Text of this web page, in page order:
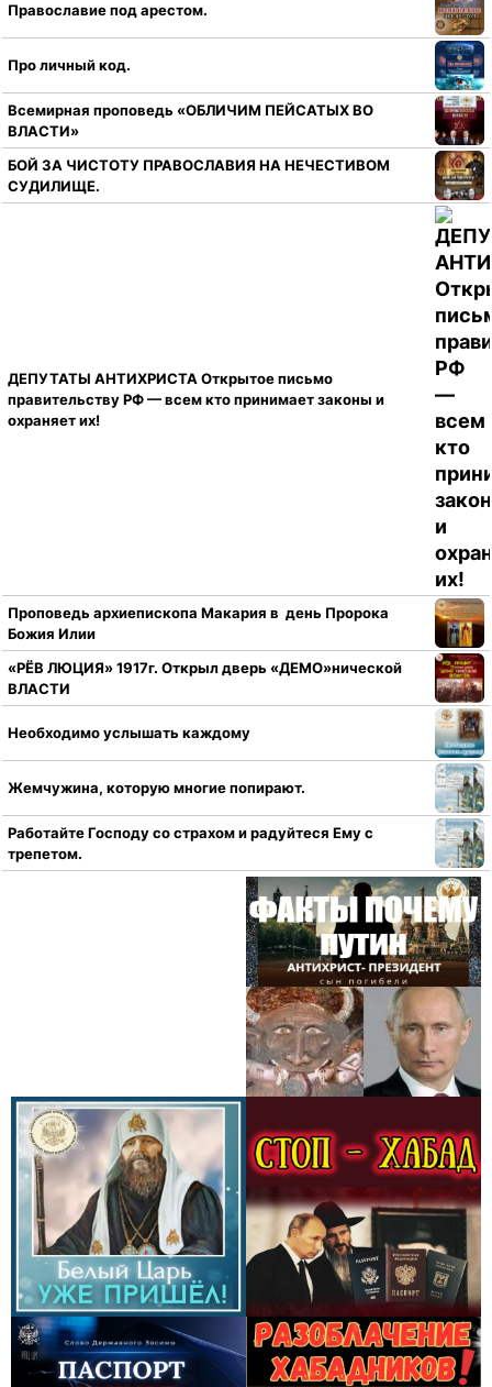
Православие под арестом.
Про личный код.
Всемирная проповедь «ОБЛИЧИМ ПЕЙСАТЫХ ВО
ВЛАСТИ»
БОЙ ЗА ЧИСТОТУ ПРАВОСЛАВИЯ НА НЕЧЕСТИВОМ
СУДИЛИЩЕ.
ДЕПУТАТЫ АНТИХРИСТА Открытое письмо
правительству РФ — всем кто принимает законы и
охраняет их!
Проповедь архиепископа Макария в день Пророка
Божия Илии
«РЁВ ЛЮЦИЯ» 1917г. Открыл дверь «ДЕМО»нической
ВЛАСТИ
Необходимо услышать каждому
Жемчужина, которую многие попирают.
Работайте Господу со страхом и радуйтеся Ему с
трепетом.